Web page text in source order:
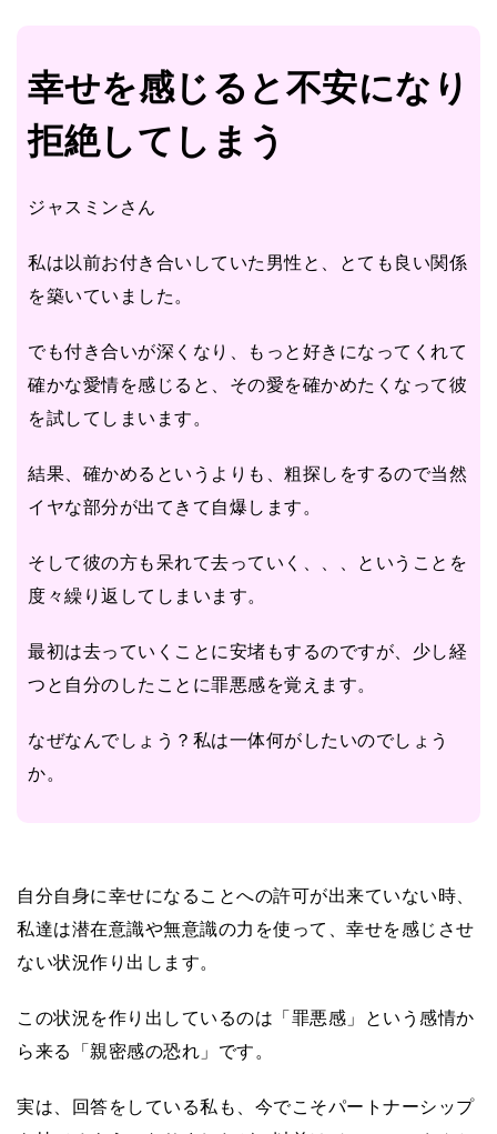
幸せを感じると不安になり
拒絶してしまう
ジャスミンさん
私は以前お付き合いしていた男性と、とても良い関係
を築いていました。
でも付き合いが深くなり、もっと好きになってくれて
確かな愛情を感じると、その愛を確かめたくなって彼
を試してしまいます。
結果、確かめるというよりも、粗探しをするので当然
イヤな部分が出てきて自爆します。
そして彼の方も呆れて去っていく、、、ということを
度々繰り返してしまいます。
最初は去っていくことに安堵もするのですが、少し経
つと自分のしたことに罪悪感を覚えます。
なぜなんでしょう？私は一体何がしたいのでしょう
か。
自分自身に幸せになることへの許可が出来ていない時、
私達は潜在意識や無意識の力を使って、幸せを感じさせ
ない状況作り出します。
この状況を作り出しているのは「罪悪感」という感情か
ら来る「親密感の恐れ」です。
実は、回答をしている私も、今でこそパートナーシップ